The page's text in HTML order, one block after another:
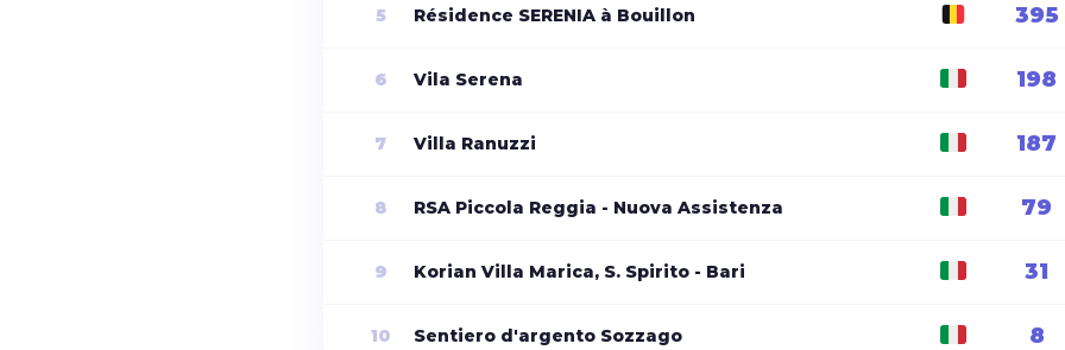
5 Résidence SERENIA à Bouillon 395
6 Vila Serena 198
7 Villa Ranuzzi 187
8 RSA Piccola Reggia - Nuova Assistenza 79
9 Korian Villa Marica, S. Spirito - Bari 31
10 Sentiero d'argento Sozzago 8